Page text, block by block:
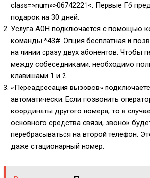
class=»num»>06742221<. Первые Гб
подарок на 30 дней.
Услуга АОН подключается с помощью
команды *43#. Опция бесплатная и
на линии сразу двух абонентов. Чтобы
между собеседниками, необходимо
клавишами 1 и 2.
«Переадресация вызовов»
автоматически. Если позвонить
координаты другого номера, то в
основного средства связи, звонок
перебрасываться на второй телефон.
даже стационарный номер.